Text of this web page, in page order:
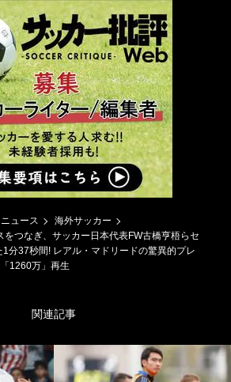
ニュース
海外サッカー
をつなぎ、サッカー日本代表FW古橋亨梧らセ
分37秒間! レアル・マドリードの驚異的プレ
1260万」再生
関連記事